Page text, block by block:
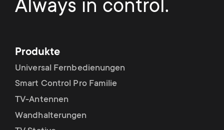
a
r
y
p
r
o
d
a
r
Always in control.
Produkte
Universal Fernbedienungen
Smart Control Pro Familie
TV-Antennen
Wandhalterungen